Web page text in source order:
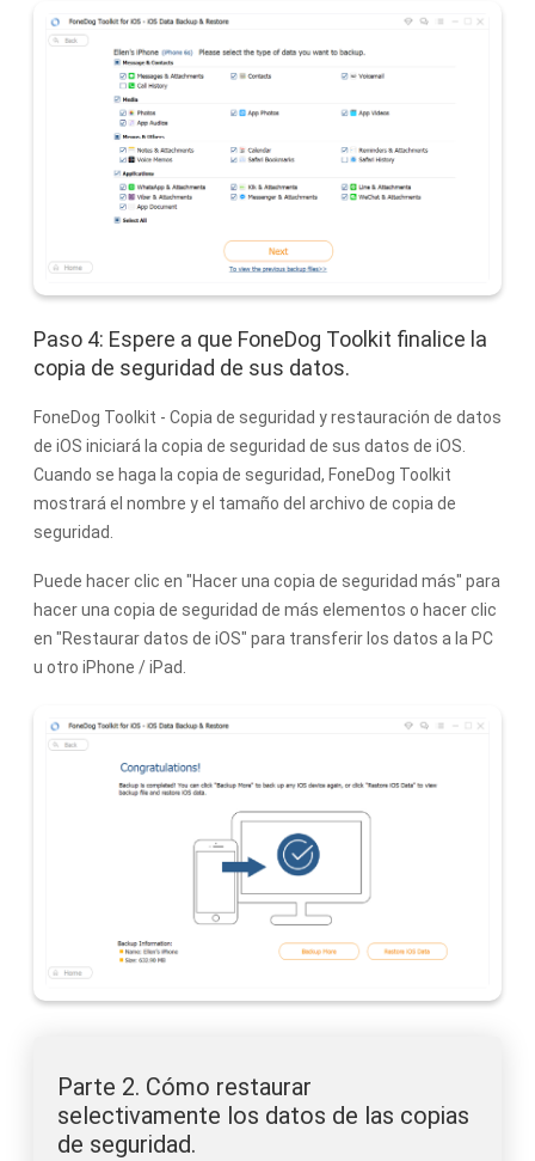
Paso 4: Espere a que FoneDog Toolkit finalice la
copia de seguridad de sus datos.
FoneDog Toolkit - Copia de seguridad y restauración de datos
de iOS iniciará la copia de seguridad de sus datos de iOS.
Cuando se haga la copia de seguridad, FoneDog Toolkit
mostrará el nombre y el tamaño del archivo de copia de
seguridad.
Puede hacer clic en "Hacer una copia de seguridad más" para
hacer una copia de seguridad de más elementos o hacer clic
en "Restaurar datos de iOS" para transferir los datos a la PC
u otro iPhone / iPad.
Parte 2. Cómo restaurar
selectivamente los datos de las copias
de seguridad.